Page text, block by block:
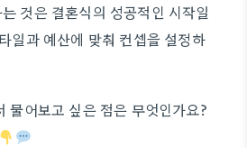
것은 결혼식의 성공적인 시작일
일과 예산에 맞춰 컨셉을 설정하
물어보고 싶은 점은 무엇인가요?